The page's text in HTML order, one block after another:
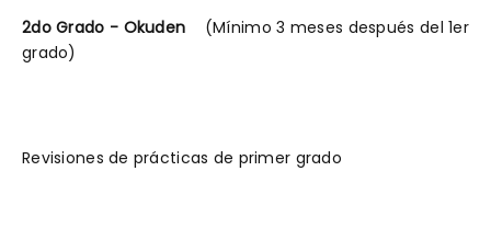
2do Grado - Okuden
(Mínimo 3 meses después del 1er
grado)
Revisiones de prácticas de primer grado